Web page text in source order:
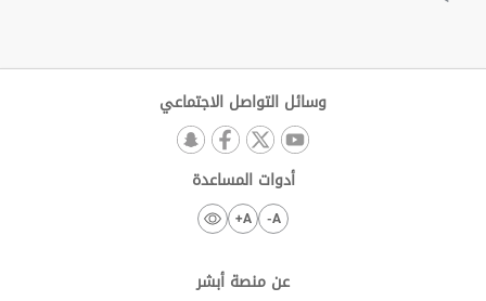
وسائل التواصل الاجتماعي
أدوات المساعدة
A-
A+
عن منصة أبشر